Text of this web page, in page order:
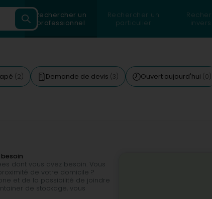
Rechercher un
professionnel
Rechercher un
particulier
(2) Demande de devis (3) Ouvert aujourd'hui (0)
dont vous avez besoin. Vous
de votre domicile ?
et de la possibilité de joindre
de stockage, vous